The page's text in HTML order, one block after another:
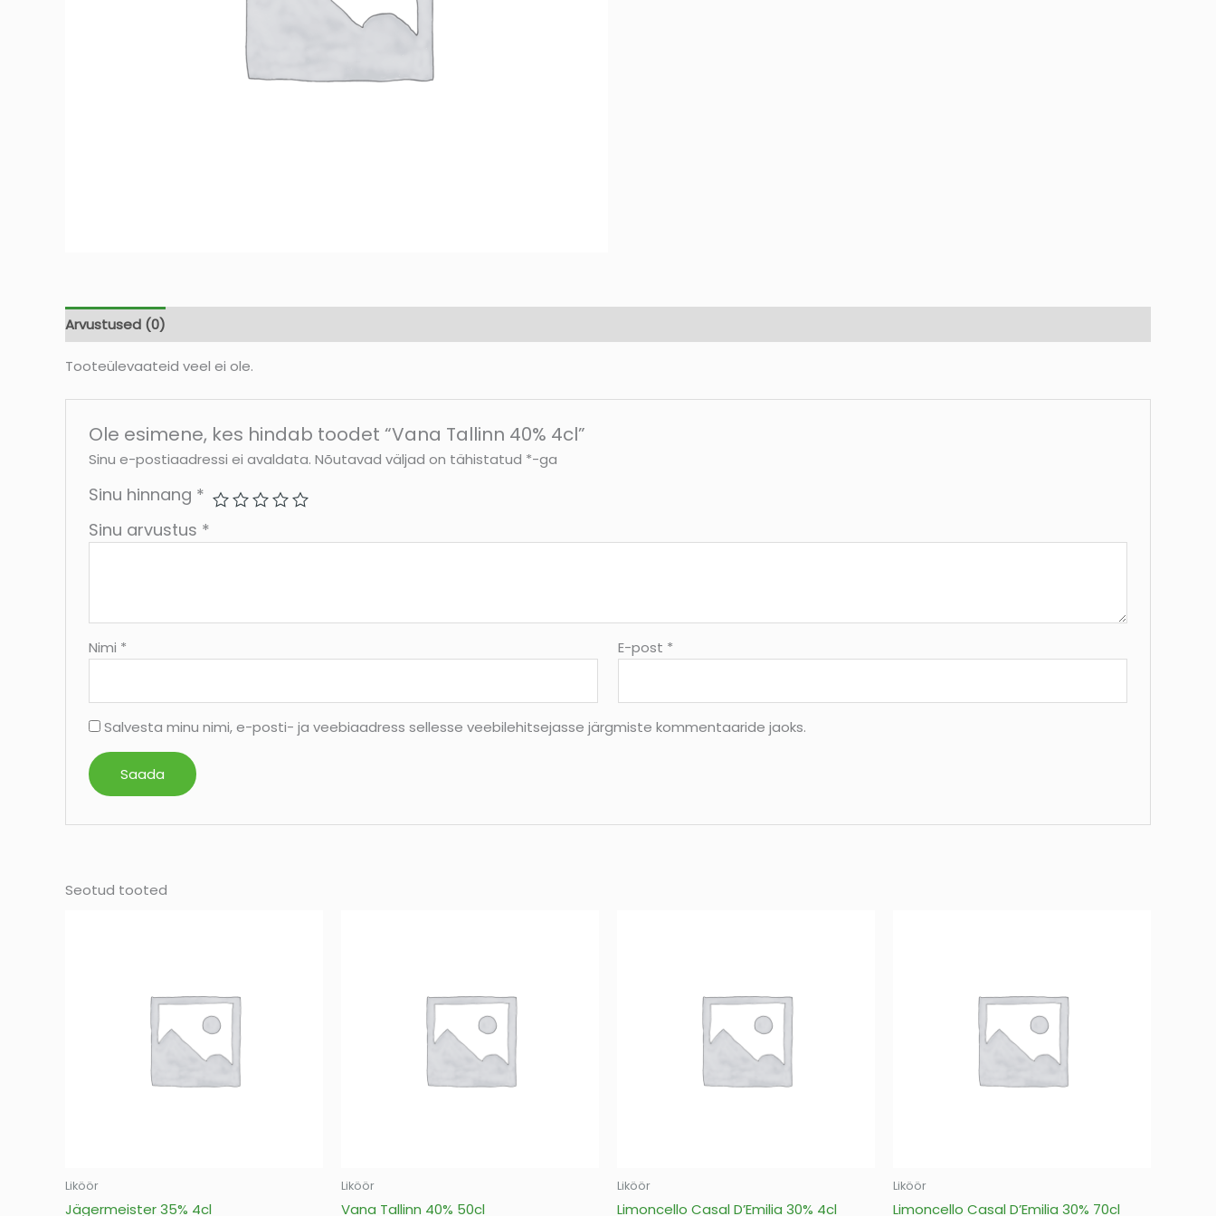
Arvustused (0)
Tooteülevaateid veel ei ole.
Ole esimene, kes hindab toodet “Vana Tallinn 40% 4cl”
Sinu e-postiaadressi ei avaldata. Nõutavad väljad on tähistatud *-ga
Sinu hinnang *
Sinu arvustus *
Nimi * E-post *
Salvesta minu nimi, e-posti- ja veebiaadress sellesse veebilehitsejasse järgmiste kommentaaride jaoks.
Seotud tooted
Liköör
Jägermeister 35% 4cl
Liköör
Vana Tallinn 40% 50cl
Liköör
Limoncello Casal D’Emilia 30% 4cl
Liköör
Limoncello Casal D’Emilia 30% 70cl